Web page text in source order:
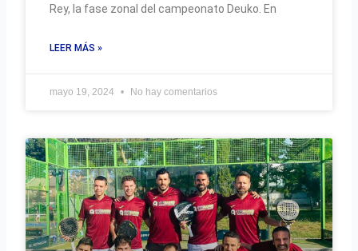
Rey, la fase zonal del campeonato Deuko. En
LEER MÁS »
mayo 19, 2024 No hay comentarios